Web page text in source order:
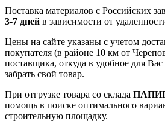
Поставка материалов с Российских
3-7 дней в зависимости от
Цены на сайте указаны с учетом
покупателя (в районе 10 км от
поставщика, откуда в удобное для
забрать свой товар.
При отгрузке товара со склада
помощь в поиске оптимального
строительную площадку.